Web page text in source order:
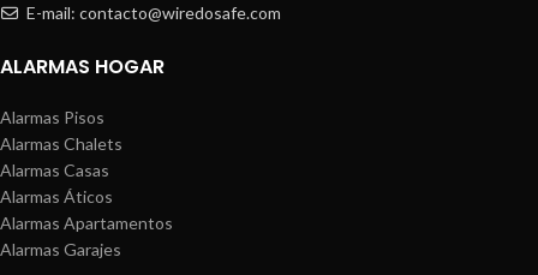
E-mail: contacto@wiredosafe.com
ALARMAS HOGAR
Alarmas Pisos
Alarmas Chalets
Alarmas Casas
Alarmas Áticos
Alarmas Apartamentos
Alarmas Garajes